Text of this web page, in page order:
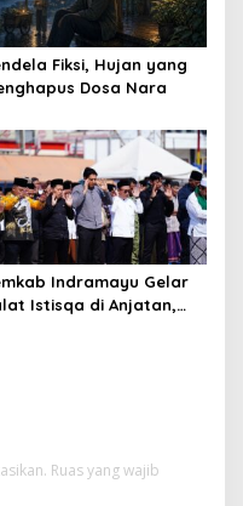
Fiksi, Hujan yang
Dosa Nara
Indramayu Gelar
Istisqa di Anjatan,
Ruas yang wajib